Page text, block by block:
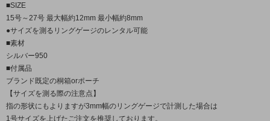
■SIZE
15号～27号 最大幅約12mm 最小幅約8mm
●サイズを測るリングゲージのレンタル可能
■素材
シルバー950
■付属品
ブランド既定の桐箱orポーチ
【サイズを測る際の注意点】
指の形状にもよりますが3mm幅のリングゲージで計測した場合は
1号サイズを上げたご注文を推奨しております。